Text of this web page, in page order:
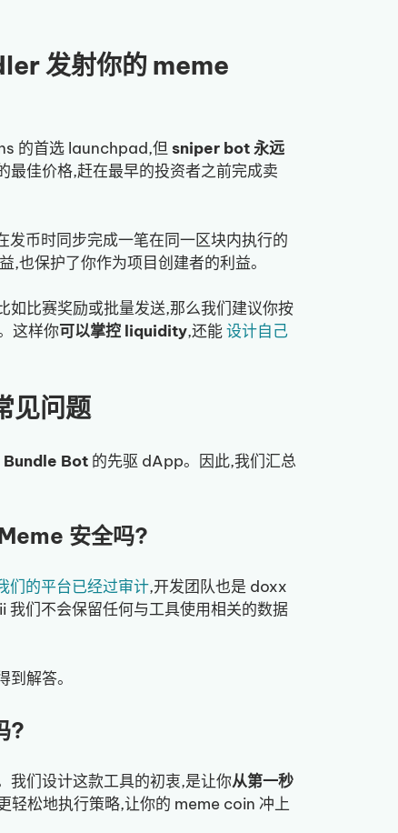
发射你的 meme
的首选 launchpad,但 sniper bot 永远
佳价格,赶在最早的投资者之前完成卖
币时同步完成一笔在同一区块内执行的
,也保护了你作为项目创建者的利益。
比赛奖励或批量发送,那么我们建议你按
这样你可以掌控 liquidity,还能设计自己
见问题
Bundle Bot 的先驱 dApp。因此,我们汇总
安全吗?
们的平台已经过审计,开发团队也是 doxx
们不会保留任何与工具使用相关的数据
解答。
?
我们设计这款工具的初衷,是让你从第一秒
轻松地执行策略,让你的 meme coin 冲上